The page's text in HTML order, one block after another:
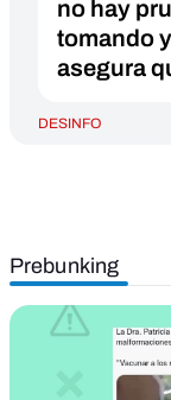
no hay
tomando
asegura
DESINFO
Prebunking